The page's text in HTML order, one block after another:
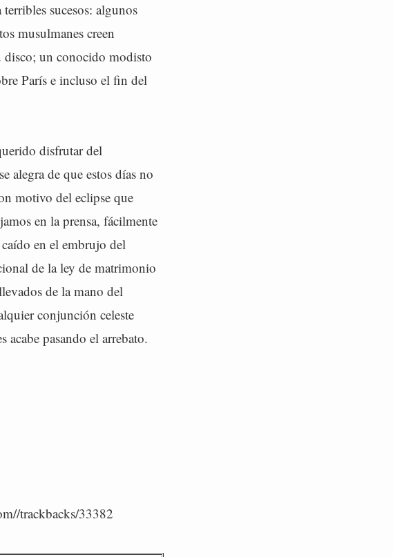
sucesos: algunos
musulmanes creen
disco; un conocido modisto
París e incluso el fin del
disfrutar del
alegra de que estos días no
motivo del eclipse que
en la prensa, fácilmente
en el embrujo del
de la ley de matrimonio
de la mano del
conjunción celeste
acabe pasando el arrebato.
trackbacks/33382